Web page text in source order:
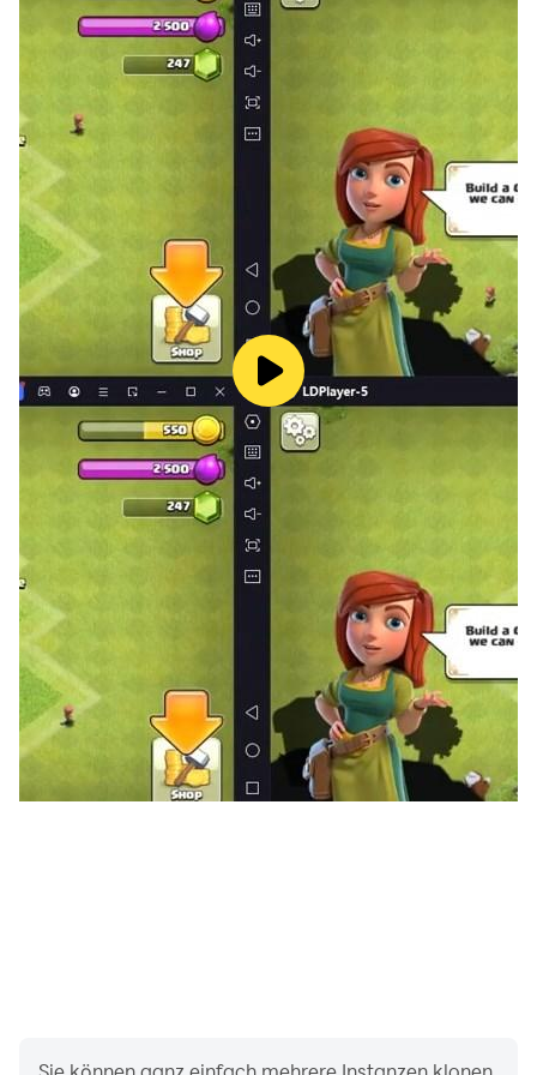
Schalte mehr Charaktere frei, verbünde dich mit
Freunden von vor anderthalb Jahrhunderten und
fordere die böse Königin der Herzen erneut heraus!
Leckeres Rezept
Vervollständige köstliche Rezepte, um Zauberstäbe
und Münzen zu verdienen. Wie sieht es mit den
Essensvorlieben deiner Freunde aus? Finde es heraus!
Reichhaltiges Spielerlebnis
Während du diese Fantasiewelt erkundest, kannst du
Schatztruhen, Gegenstände und neue Ressourcen
erhalten.
Hunderte von Spielgegenständen warten darauf, dass
du sie kombinierst, zusammenfügst und baust. Es
warten weitere mysteriöse Gebäude darauf, von dir
entdeckt zu werden!
Schließe einzigartige Herausforderungen ab, um jede
Menge Belohnungen, spezielle thematische magische
Gegenstände und Outfits zu gewinnen! Freunde warten
auf dich, um zu passen, zu morphen und zu
verschmelzen！